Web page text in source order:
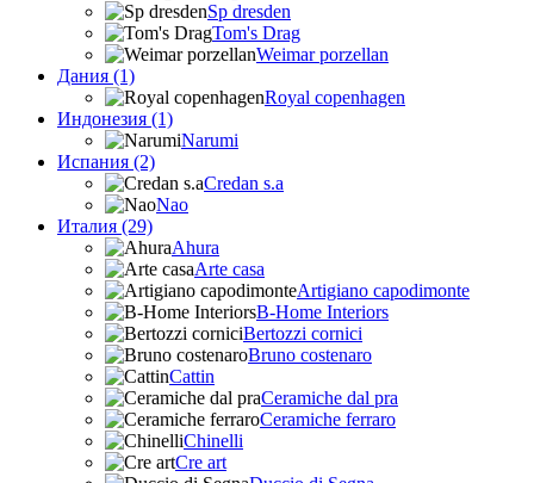
Sp dresden
Tom's Drag
Weimar porzellan
Дания (1)
Royal copenhagen
Индонезия (1)
Narumi
Испания (2)
Credan s.a
Nao
Италия (29)
Ahura
Arte casa
Artigiano capodimonte
B-Home Interiors
Bertozzi cornici
Bruno costenaro
Cattin
Ceramiche dal pra
Ceramiche ferraro
Chinelli
Cre art